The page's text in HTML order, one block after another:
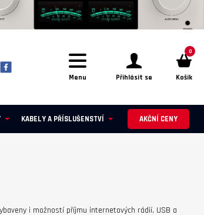
Menu Přihlásit se
0
Košík
KABELY A PŘÍSLUŠENSTVÍ AKČNÍ CENY
i možností příjmu internetových rádií, USB a